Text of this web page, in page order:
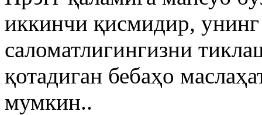
иккинчи қисмидир,
саломатлигингизни
қотадиган бебаҳо
мумкин..